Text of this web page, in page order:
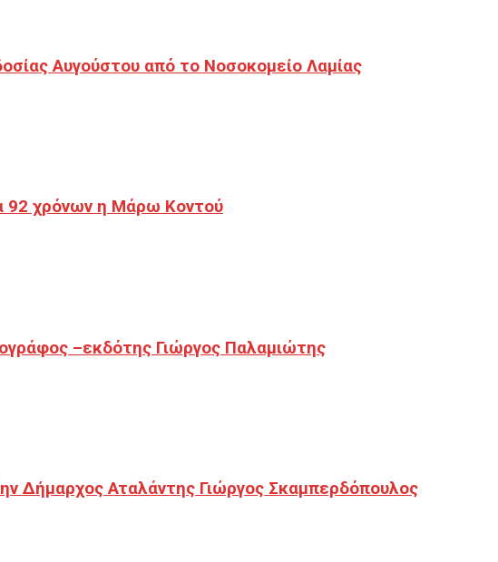
Αυγούστου από το Νοσοκομείο Λαμίας
92 χρόνων η Μάρω Κοντού
–εκδότης Γιώργος Παλαμιώτης
Δήμαρχος Αταλάντης Γιώργος Σκαμπερδόπουλος